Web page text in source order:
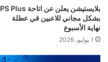
بلايستيشن يعلن عن اتاحة PS Plus
بشكل مجاني للاعبين قي عطلة
نهاية الأسبوع
1 يوليو، 2026